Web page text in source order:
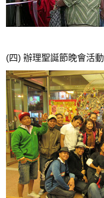
(四) 辦理聖誕節晚會活動